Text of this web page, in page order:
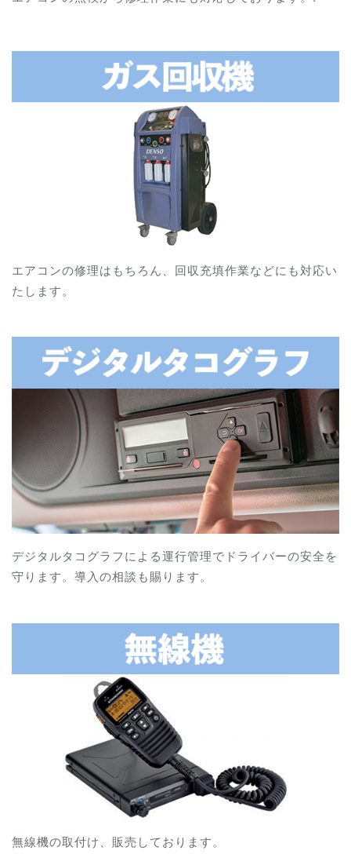
エアコンの修理はもちろん、回収充填作業などにも対応い
たします。
デジタルタコグラフによる運行管理でドライバーの安全を
守ります。導入の相談も賜ります。
無線機の取付け、販売しております。